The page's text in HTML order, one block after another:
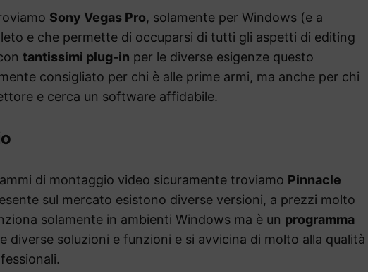
Sony Vegas Pro, solamente per Windows (e a
e che permette di occuparsi di tutti gli aspetti di editing
tantissimi plug-in per le diverse esigenze questo
consigliato per chi è alle prime armi, ma anche per chi
e cerca un software affidabile.
di montaggio video sicuramente troviamo Pinnacle
sul mercato esistono diverse versioni, a prezzi molto
solamente in ambienti Windows ma è un programma
diverse soluzioni e funzioni e si avvicina di molto alla qualità